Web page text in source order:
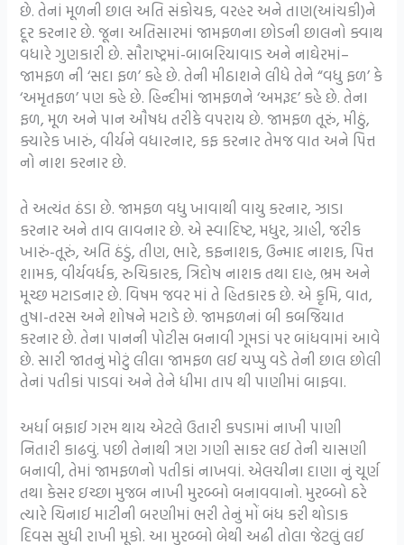
છે. તેનાં મૂળની છાલ અતિ સંકોચક, વરહર અને તાણ(આંચકી)ને
દૂર કરનાર છે. જૂના અતિસારમાં જામફળના છોડની છાલનો ક્વાથ
વધારે ગુણકારી છે. સૌરાષ્ટ્રમાં-બાબરિયાવાડ અને નાઘેરમાં–
જામફળ ની ‘સદા ફળ’ કહે છે. તેની મીઠાશને લીધે તેને “વધુ ફળ’ કે
‘અમૃતફળ’ પણ કહે છે. હિન્દીમાં જામફળને ‘અમરૂદ’ કહે છે. તેના
ફળ, મૂળ અને પાન ઔષધ તરીકે વપરાય છે. જામફળ તૂરું, મીઠું,
ક્યારેક ખારું, વીર્યને વધારનાર, કફ કરનાર તેમજ વાત અને પિત્ત
નો નાશ કરનાર છે.
તે અત્યંત ઠંડા છે. જામફળ વધુ ખાવાથી વાયુ કરનાર, ઝાડા
કરનાર અને તાવ લાવનાર છે. એ સ્વાદિષ્ટ, મધુર, ગ્રાહી, જરીક
ખારું-તૂરું, અતિ ઠંડું, તીણ, ભારે, કફનાશક, ઉન્માદ નાશક, પિત્ત
શામક, વીર્યવર્ધક, રુચિકારક, ત્રિદોષ નાશક તથા દાહ, ભ્રમ અને
મૂચ્છ મટાડનાર છે. વિષમ જવર માં તે હિતકારક છે. એ કૃમિ, વાત,
તુષા-તરસ અને શોષને મટાડે છે. જામફળનાં બી કબજિયાત
કરનાર છે. તેના પાનની પોટીસ બનાવી ગૂમડાં પર બાંધવામાં આવે
છે. સારી જાતનું મોટું લીલા જામફળ લઈ ચપ્પુ વડે તેની છાલ છોલી
તેનાં પતીકાં પાડવાં અને તેને ધીમા તાપ થી પાણીમાં બાફવા.
અર્ધા બફાઈ ગરમ થાય એટલે ઉતારી કપડામાં નાખી પાણી
નિતારી કાઢવું. પછી તેનાથી ત્રણ ગણી સાકર લઈ તેની ચાસણી
બનાવી, તેમાં જામફળનો પતીકાં નાખવાં. એલચીના દાણા નું ચૂર્ણ
તથા કેસર ઇચ્છા મુજબ નાખી મુરબ્બો બનાવવાનો. મુરબ્બો ઠરે
ત્યારે ચિનાઈ માટીની બરણીમાં ભરી તેનું મોં બંધ કરી થોડાક
દિવસ સુધી રાખી મૂકો. આ મુરબ્બો બેથી અઢી તોલા જેટલું લઈ